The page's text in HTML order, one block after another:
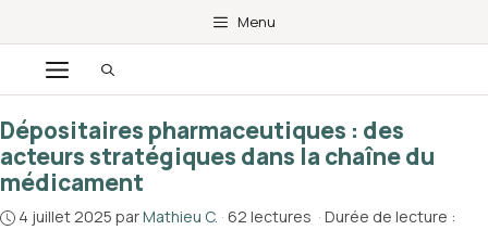
au
contenu
Menu
Menu
Dépositaires pharmaceutiques : des
acteurs stratégiques dans la chaîne du
médicament
4 juillet 2025 parMathieu C. · 62 lectures · Durée de lecture :